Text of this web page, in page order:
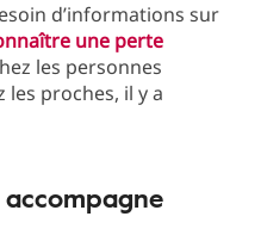
d’informations sur
une perte
les personnes
les proches, il y a